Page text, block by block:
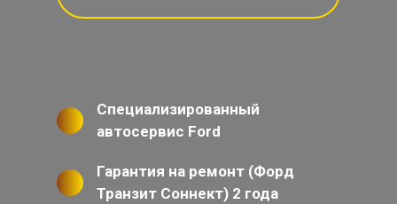
Специализированный
автосервис Ford
Гарантия на ремонт (Форд
Транзит Соннект) 2 года